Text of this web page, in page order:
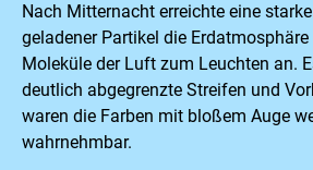
Nach Mitternacht erreichte eine
geladener Partikel die
Moleküle der Luft zum Leuchten an.
deutlich abgegrenzte Streifen und
waren die Farben mit bloßem Auge
wahrnehmbar.